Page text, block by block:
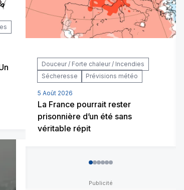
Douceur / Forte chaleur / Incendies
Sécheresse
Prévisions météo
5 Août 2026
La France pourrait rester
prisonnière d’un été sans
véritable répit
012345